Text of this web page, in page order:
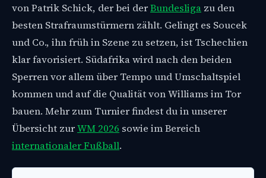
von Patrik Schick, der bei derBundesliga zu den
besten Strafraumstürmern zählt. Gelingt es Soucek
und Co., ihn früh in Szene zu setzen, ist Tschechien
klar favorisiert. Südafrika wird nach den beiden
Sperren vor allem über Tempo und Umschaltspiel
kommen und auf die Qualität von Williams im Tor
bauen. Mehr zum Turnier findest du in unserer
Übersicht zurWM 2026 sowie im Bereich
internationaler Fußball.